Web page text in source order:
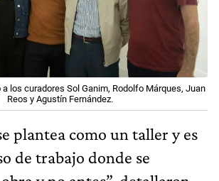
los curadores Sol Ganim, Rodolfo Márques, Juan
Reos y Agustín Fernández.
plantea como un taller y es
de trabajo donde se